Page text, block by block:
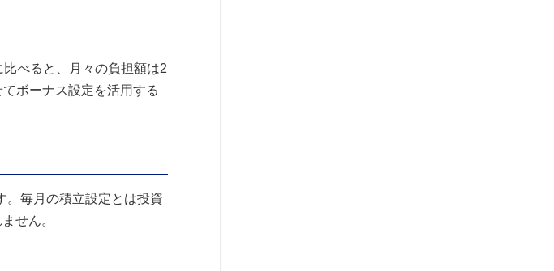
べると、月々の負担額は2
ボーナス設定を活用する
。毎月の積立設定とは投資
せん。